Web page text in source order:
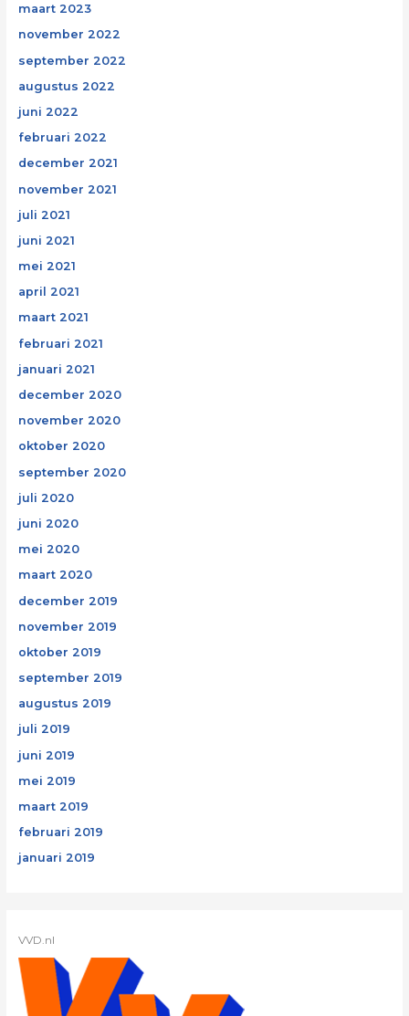
maart 2023
november 2022
september 2022
augustus 2022
juni 2022
februari 2022
december 2021
november 2021
juli 2021
juni 2021
mei 2021
april 2021
maart 2021
februari 2021
januari 2021
december 2020
november 2020
oktober 2020
september 2020
juli 2020
juni 2020
mei 2020
maart 2020
december 2019
november 2019
oktober 2019
september 2019
augustus 2019
juli 2019
juni 2019
mei 2019
maart 2019
februari 2019
januari 2019
VVD.nl